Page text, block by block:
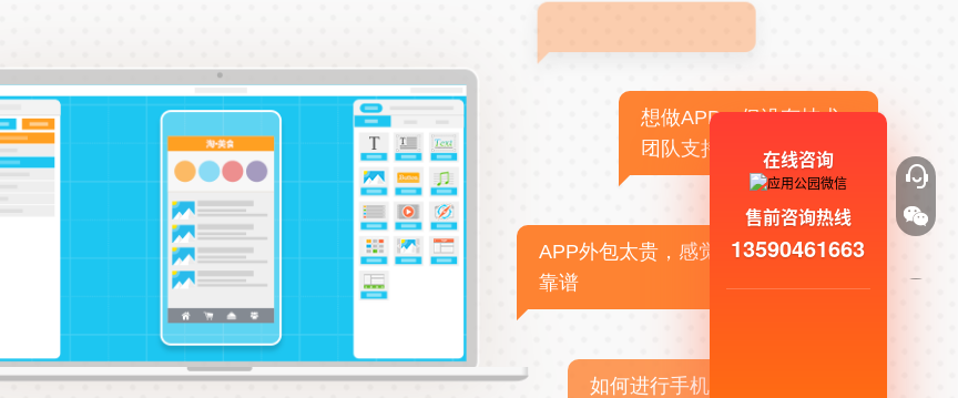
想做APP，但没有技术
团队支持
APP外包太贵，感觉不
靠谱
如何进行手机APP商业
在线咨询
售前咨询热线
13590461663